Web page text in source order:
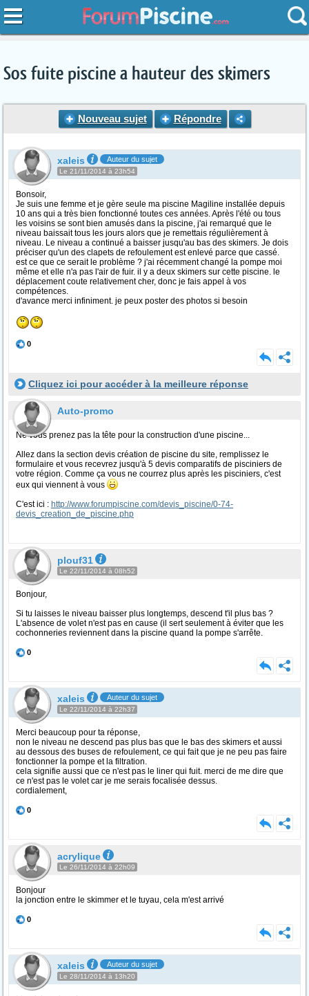
Sos fuite piscine a hauteur des skimers
Nouveau sujet Répondre
xaleis Auteur du sujet
Le 21/11/2014 à 23h54
Bonsoir,
Je suis une femme et je gère seule ma piscine Magiline installée depuis
10 ans qui a très bien fonctionné toutes ces années. Après l'été ou tous
les voisins se sont bien amusés dans la piscine, j'ai remarqué que le
niveau baissait tous les jours alors que je remettais régulièrement à
niveau. Le niveau a continué a baisser jusqu'au bas des skimers. Je dois
préciser qu'un des clapets de refoulement est enlevé parce que cassé.
est ce que ce serait le problème ? j'ai récemment changé la pompe moi
même et elle n'a pas l'air de fuir. il y a deux skimers sur cette piscine. le
déplacement coute relativement cher, donc je fais appel à vos
compétences.
d'avance merci infiniment. je peux poster des photos si besoin
0
Cliquez ici pour accéder à la meilleure réponse
Auto-promo
Ne vous prenez pas la tête pour la construction d'une piscine...
Allez dans la section devis création de piscine du site, remplissez le
formulaire et vous recevrez jusqu'à 5 devis comparatifs de pisciniers de
votre région. Comme ça vous ne courrez plus après les pisciniers, c'est
eux qui viennent à vous
C'est ici : http://www.forumpiscine.com/devis_piscine/0-74-
devis_creation_de_piscine.php
plouf31
Le 22/11/2014 à 08h52
Bonjour,
Si tu laisses le niveau baisser plus longtemps, descend t'il plus bas ?
L'absence de volet n'est pas en cause (il sert seulement à éviter que les
cochonneries reviennent dans la piscine quand la pompe s'arrête.
0
xaleis Auteur du sujet
Le 22/11/2014 à 22h37
Merci beaucoup pour ta réponse,
non le niveau ne descend pas plus bas que le bas des skimers et aussi
au dessous des buses de refoulement, ce qui fait que je ne peu pas faire
fonctionner la pompe et la filtration.
cela signifie aussi que ce n'est pas le liner qui fuit. merci de me dire que
ce n'est pas le volet car je me serais focalisée dessus.
cordialement,
0
acrylique
Le 26/11/2014 à 22h09
Bonjour
la jonction entre le skimmer et le tuyau, cela m'est arrivé
0
xaleis Auteur du sujet
Le 28/11/2014 à 13h20